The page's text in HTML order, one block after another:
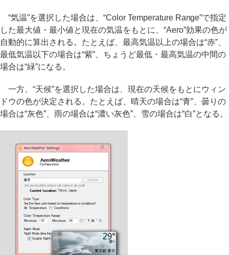
“気温”を選択した場合は、“Color Temperature Range”で指定
した最大値・最小値と現在の気温をもとに、“Aero”効果の色が
自動的に算出される。たとえば、最高気温以上の場合は“赤”、
最低気温以下の場合は“紫”、ちょうど最低・最高気温の中間の
場合は“緑”になる。
一方、“天候”を選択した場合は、現在の天候をもとにウィン
ドウの色が決定される。たとえば、晴天の場合は“青”、曇りの
場合は“灰色”、雨の場合は“濃い灰色”、雪の場合は“白”となる。